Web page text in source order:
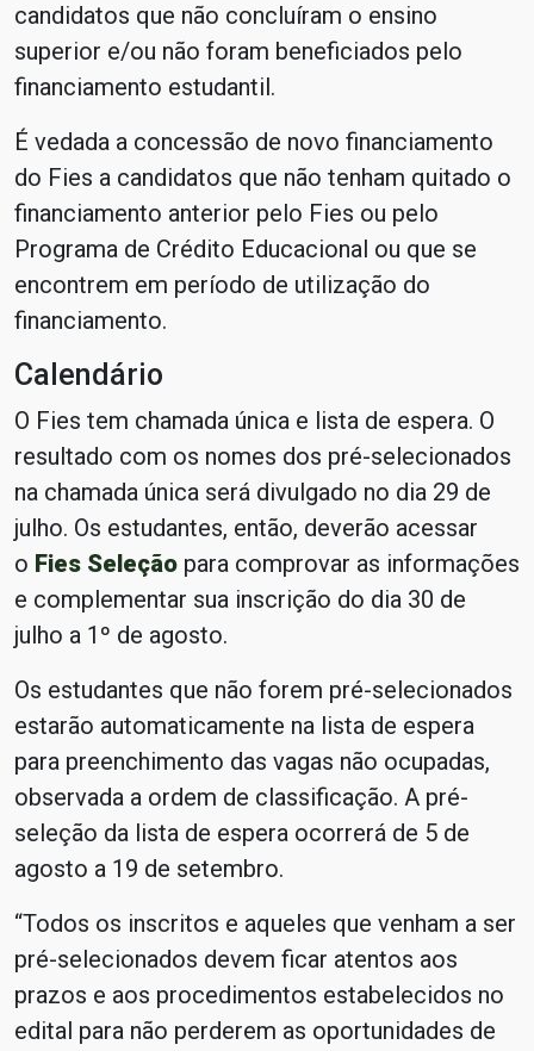
candidatos que não concluíram o ensino
superior e/ou não foram beneficiados pelo
financiamento estudantil.
É vedada a concessão de novo financiamento
do Fies a candidatos que não tenham quitado o
financiamento anterior pelo Fies ou pelo
Programa de Crédito Educacional ou que se
encontrem em período de utilização do
financiamento.
Calendário
O Fies tem chamada única e lista de espera. O
resultado com os nomes dos pré-selecionados
na chamada única será divulgado no dia 29 de
julho. Os estudantes, então, deverão acessar
o Fies Seleção para comprovar as informações
e complementar sua inscrição do dia 30 de
julho a 1º de agosto.
Os estudantes que não forem pré-selecionados
estarão automaticamente na lista de espera
para preenchimento das vagas não ocupadas,
observada a ordem de classificação. A pré-
seleção da lista de espera ocorrerá de 5 de
agosto a 19 de setembro.
“Todos os inscritos e aqueles que venham a ser
pré-selecionados devem ficar atentos aos
prazos e aos procedimentos estabelecidos no
edital para não perderem as oportunidades de